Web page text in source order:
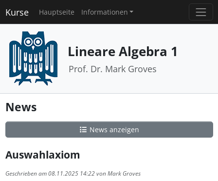
Kurse Hauptseite Informationen
Lineare Algebra 1
Prof. Dr. Mark Groves
News
News anzeigen
Auswahlaxiom
Geschrieben am 08.11.2025 14:22 von Mark Groves